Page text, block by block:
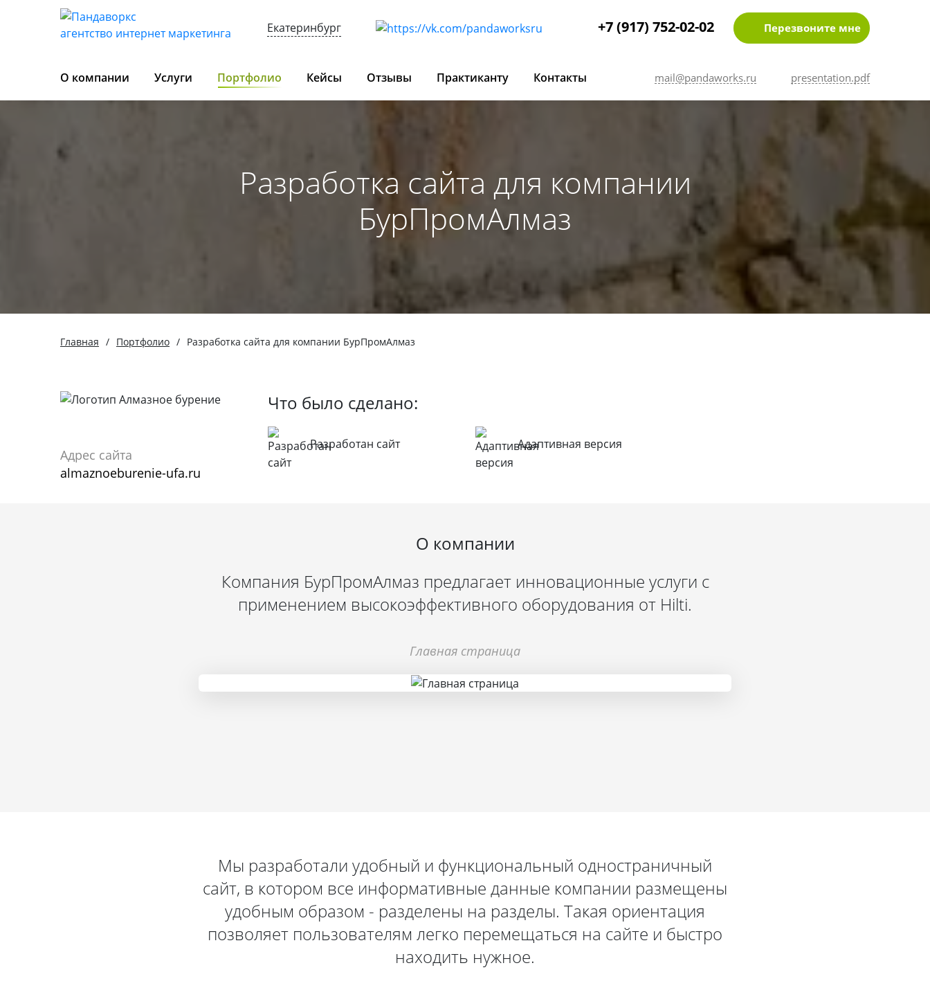
агентство интернет маркетинга Екатеринбург +7 (917) 752-02-02 Перезвоните мне
О компании Услуги Портфолио Кейсы Отзывы Практиканту Контакты mail@pandaworks.ru presentation.pdf
Разработка сайта для компании
БурПромАлмаз
Главная / Портфолио / Разработка сайта для компании БурПромАлмаз
Адрес сайта
almaznoeburenie-ufa.ru
Что было сделано:
Разработан сайт Адаптивная версия
О компании
Компания БурПромАлмаз предлагает инновационные услуги с
применением высокоэффективного оборудования от Hilti.
Главная страница
Мы разработали удобный и функциональный одностраничный
сайт, в котором все информативные данные компании размещены
удобным образом - разделены на разделы. Такая ориентация
позволяет пользователям легко перемещаться на сайте и быстро
находить нужное.